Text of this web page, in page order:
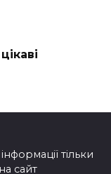
тільки
сайт